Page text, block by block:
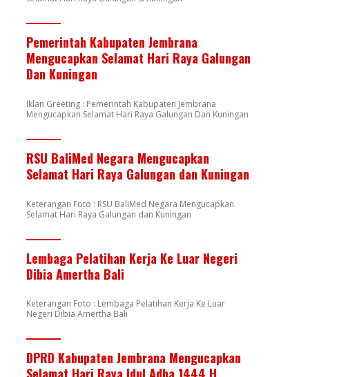
Pemerintah Kabupaten Jembrana
Mengucapkan Selamat Hari Raya Galungan
Dan Kuningan
Iklan Greeting : Pemerintah Kabupaten Jembrana
Mengucapkan Selamat Hari Raya Galungan Dan Kuningan
RSU BaliMed Negara Mengucapkan
Selamat Hari Raya Galungan dan Kuningan
Keterangan Foto : RSU BaliMed Negara Mengucapkan
Selamat Hari Raya Galungan dan Kuningan
Lembaga Pelatihan Kerja Ke Luar Negeri
Dibia Amertha Bali
Keterangan Foto : Lembaga Pelatihan Kerja Ke Luar
Negeri Dibia Amertha Bali
DPRD Kabupaten Jembrana Mengucapkan